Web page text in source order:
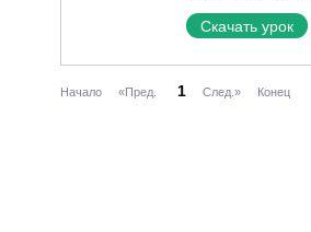
Скачать урок
Начало «Пред. 1 След.» Конец